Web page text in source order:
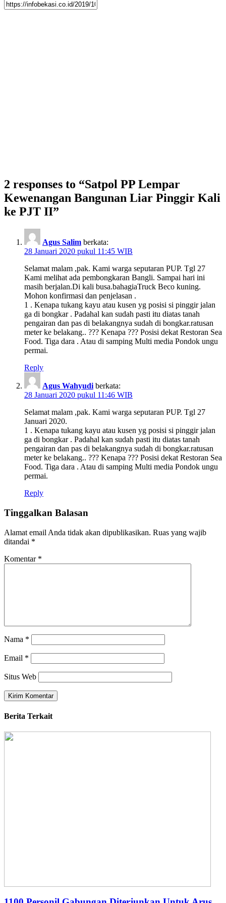
2 responses to “Satpol PP Lempar
Kewenangan Bangunan Liar Pinggir Kali
ke PJT II”
Agus Salim berkata:
28 Januari 2020 pukul 11:45 WIB
Selamat malam ,pak. Kami warga seputaran PUP. Tgl 27
Kami melihat ada pembongkaran Bangli. Sampai hari ini
masih berjalan.Di kali busa.bahagiaTruck Beco kuning.
Mohon konfirmasi dan penjelasan .
1 . Kenapa tukang kayu atau kusen yg posisi si pinggir jalan
ga di bongkar . Padahal kan sudah pasti itu diatas tanah
pengairan dan pas di belakangnya sudah di bongkar.ratusan
meter ke belakang.. ??? Kenapa ??? Posisi dekat Restoran Sea
Food. Tiga dara . Atau di samping Multi media Pondok ungu
permai.
Reply
Agus Wahyudi berkata:
28 Januari 2020 pukul 11:46 WIB
Selamat malam ,pak. Kami warga seputaran PUP. Tgl 27
Januari 2020.
1 . Kenapa tukang kayu atau kusen yg posisi si pinggir jalan
ga di bongkar . Padahal kan sudah pasti itu diatas tanah
pengairan dan pas di belakangnya sudah di bongkar.ratusan
meter ke belakang.. ??? Kenapa ??? Posisi dekat Restoran Sea
Food. Tiga dara . Atau di samping Multi media Pondok ungu
permai.
Reply
Tinggalkan Balasan
Alamat email Anda tidak akan dipublikasikan. Ruas yang wajib
ditandai *
Komentar *
Nama *
Email *
Situs Web
Berita Terkait